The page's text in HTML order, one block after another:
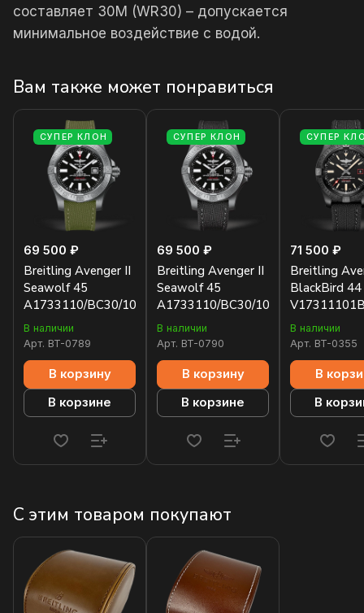
составляет 30М (WR30) – допускается
минимальное воздействие с водой.
Вам также может понравиться
СУПЕР КЛОН
69 500 ₽
Breitling Avenger II
Seawolf 45
A1733110/BC30/106W/A20BASA.1
В наличии
Арт. BT-0789
В корзину
В корзине
СУПЕР КЛОН
69 500 ₽
Breitling Avenger II
Seawolf 45
A1733110/BC30/109W/A20BASA.1
В наличии
Арт. BT-0790
В корзину
В корзине
СУПЕР
71 500 ₽
Breitling
BlackBird 44
В наличии
Арт. BT-0355
В
В
С этим товаром покупают